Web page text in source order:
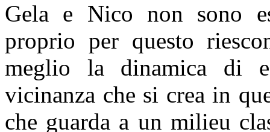
Gela e Nico non sono
proprio per questo
meglio la dinamica di
vicinanza che si crea in
che guarda a un milieu